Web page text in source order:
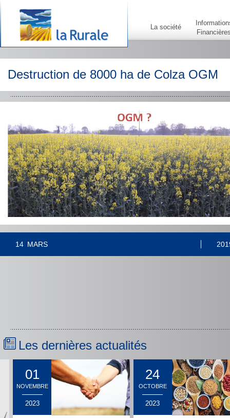
La société
Destruction de 8000 ha de Colza OGM
14 MARS
Les dernières actualités
01
NOVEMBRE
2023
24
OCTOBRE
2023